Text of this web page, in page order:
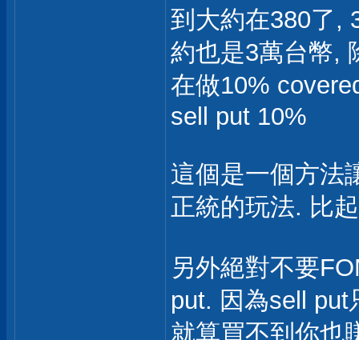
到大約在380了,
約也是3萬台幣,
在做10%
sell put 10%
這個是一個方法
正統的玩法. 比
另外絕對不要
put. 因為sell put
就算買不到你也